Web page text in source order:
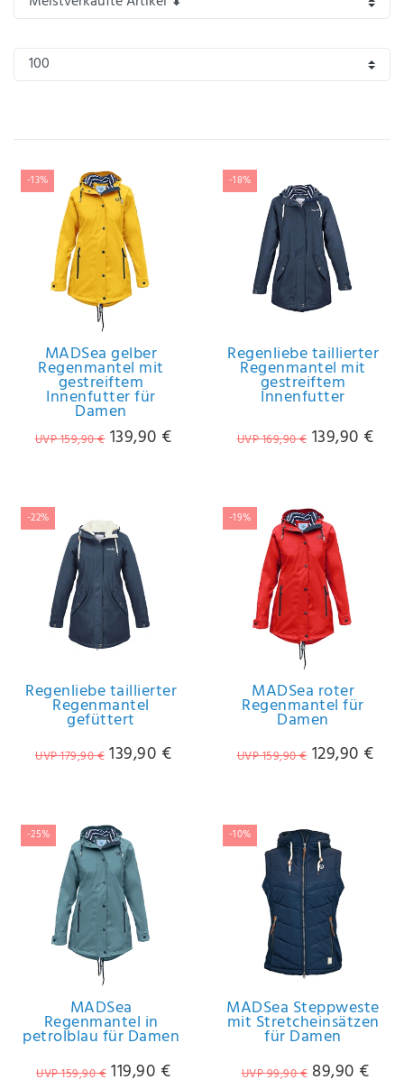
Hiermit
bestätige
ich, dass
ich die
Daten­
schutz­
habe.*
rag
e
n
-13%
MADSea gelber
Regenmantel mit
gestreiftem
Innenfutter für
Damen
UVP 159,90 € 139,90 €
-18%
Regenliebe taillierter
Regenmantel mit
gestreiftem
Innenfutter
UVP 169,90 € 139,90 €
-22%
Regenliebe taillierter
Regenmantel
gefüttert
UVP 179,90 € 139,90 €
-19%
MADSea roter
Regenmantel für
Damen
UVP 159,90 € 129,90 €
-25%
MADSea
Regenmantel in
petrolblau für Damen
UVP 159,90 € 119,90 €
-10%
MADSea Steppweste
mit Stretcheinsätzen
für Damen
UVP 99,90 € 89,90 €